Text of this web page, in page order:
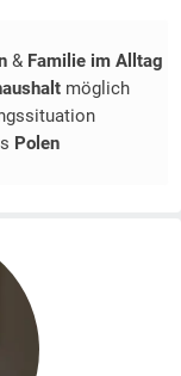
& Familie im Alltag
möglich
Polen